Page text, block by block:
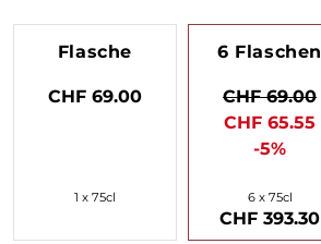
Flasche
CHF 69.00
1 x 75cl
6 Flaschen
CHF 69.00
CHF 65.55
-5%
6 x 75cl
CHF 393.30